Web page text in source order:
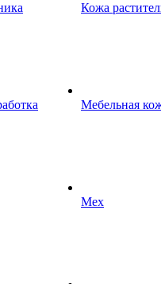
Кожа
Мебельная
Мех